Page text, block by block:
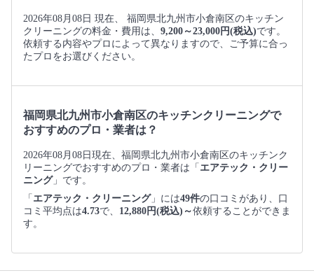
2026年08月08日 現在、 福岡県北九州市小倉南区のキッチン
クリーニングの料金・費用は、 9,200～23,000円(税込)です。
依頼する内容やプロによって異なりますので、ご予算に合っ
たプロをお選びください。
福岡県北九州市小倉南区のキッチンクリーニングで
おすすめのプロ・業者は？
2026年08月08日現在、福岡県北九州市小倉南区のキッチンク
リーニングでおすすめのプロ・業者は「 エアテック・クリー
ニング」です。
「 エアテック・クリーニング」には49件の口コミがあり、口
コミ平均点は4.73で、 12,880円(税込)～依頼することができま
す。